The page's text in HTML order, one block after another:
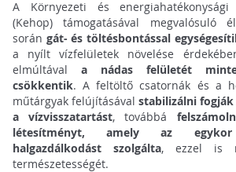
A Környezeti és
(Kehop) támogatásával megvalósuló
során gát- és töltésbontással
a nyílt vízfelületek növelése
elmúltával a nádas felületét
csökkentik. A feltöltő csatornák és a
műtárgyak felújításával stabilizálni
a vízvisszatartást, továbbá
létesítményt, amely az
halgazdálkodást szolgálta, ezzel is
természetességét.